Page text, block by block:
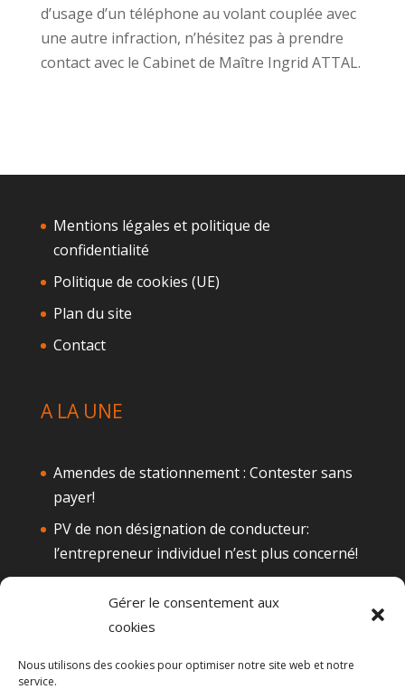
Gérer le consentement aux
cookies
Nous utilisons des cookies pour optimiser notre site web et notre
service.
d’usage d’un téléphone au volant couplée avec
une autre infraction, n’hésitez pas à prendre
contact avec le Cabinet de Maître Ingrid ATTAL.
Mentions légales et politique de
confidentialité
Politique de cookies (UE)
Plan du site
Contact
A LA UNE
Amendes de stationnement : Contester sans
payer!
PV de non désignation de conducteur:
l’entrepreneur individuel n’est plus concerné!
suspension de permis
Le permis de conduire probatoire